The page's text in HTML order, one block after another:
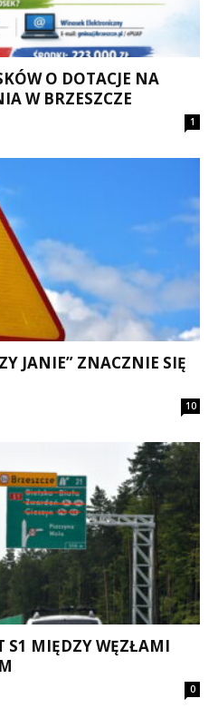
O DOTACJE NA
W BRZESZCZE
1
JANIE” ZNACZNIE SIĘ
10
S1 MIĘDZY WĘZŁAMI
0